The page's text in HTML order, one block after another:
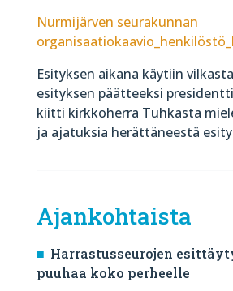
Nurmijärven seurakunnan
Esityksen aikana käytiin
esityksen päätteeksi
kiitti kirkkoherra Tuhkasta
ja ajatuksia herättäneestä
Ajankohtaista
Harrastusseurojen
puuhaa koko perheelle